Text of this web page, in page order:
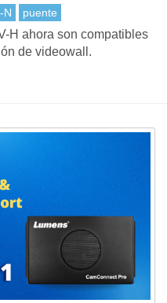
N puente
H ahora son compatibles
de videowall.